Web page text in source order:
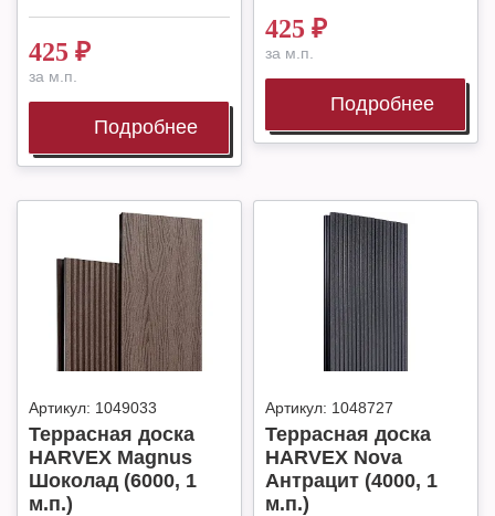
425 ₽
за м.п.
Подробнее
425 ₽
за м.п.
Подробнее
Артикул: 1049033
Террасная доска
HARVEX Magnus
Шоколад (6000, 1
м.п.)
Артикул: 1048727
Террасная доска
HARVEX Nova
Антрацит (4000, 1
м.п.)